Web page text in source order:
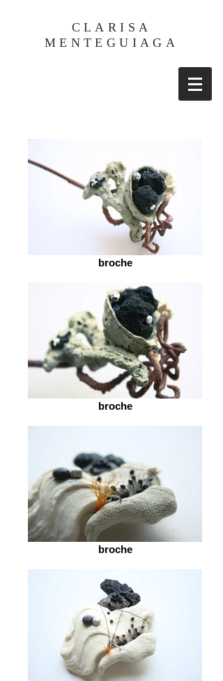
CLARISA
MENTEGUIAGA
broche
broche
broche